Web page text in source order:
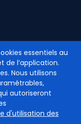
essentiels au
l’application.
Nous utilisons
autoriseront
d'utilisation des